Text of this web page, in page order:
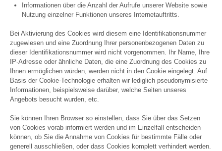
Informationen über die Anzahl der Aufrufe unserer Website sowie
Nutzung einzelner Funktionen unseres Internetauftritts.
Bei Aktivierung des Cookies wird diesem eine Identifikationsnummer
zugewiesen und eine Zuordnung Ihrer personenbezogenen Daten zu
dieser Identifikationsnummer wird nicht vorgenommen. Ihr Name, Ihre
IP-Adresse oder ähnliche Daten, die eine Zuordnung des Cookies zu
Ihnen ermöglichen würden, werden nicht in den Cookie eingelegt. Auf
Basis der Cookie-Technologie erhalten wir lediglich pseudonymisierte
Informationen, beispielsweise darüber, welche Seiten unseres
Angebots besucht wurden, etc.
Sie können Ihren Browser so einstellen, dass Sie über das Setzen
von Cookies vorab informiert werden und im Einzelfall entscheiden
können, ob Sie die Annahme von Cookies für bestimmte Fälle oder
generell ausschließen, oder dass Cookies komplett verhindert werden.